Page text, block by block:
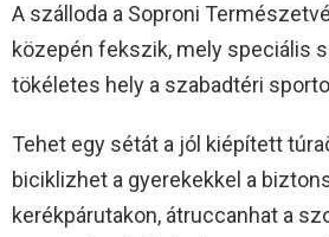
A szálloda a Soproni
közepén fekszik, mely speciális
tökéletes hely a szabadtéri
Tehet egy sétát a jól kiépített
biciklizhet a gyerekekkel a
kerékpárutakon, átruccanhat a